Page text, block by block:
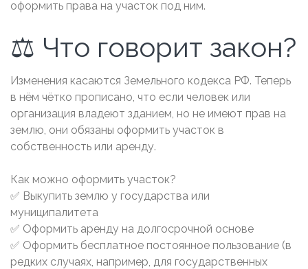
оформить права на участок под ним.
⚖ Что говорит закон?
Изменения касаются Земельного кодекса РФ. Теперь
в нём чётко прописано, что если человек или
организация владеют зданием, но не имеют прав на
землю, они обязаны оформить участок в
собственность или аренду.
Как можно оформить участок?
✅ Выкупить землю у государства или
муниципалитета
✅ Оформить аренду на долгосрочной основе
✅ Оформить бесплатное постоянное пользование (в
редких случаях, например, для государственных